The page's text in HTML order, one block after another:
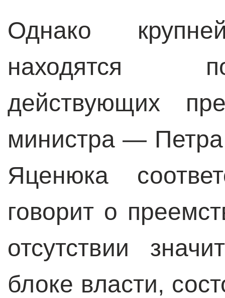
Однако
находятся
действующих
министра —
Яценюка
говорит о
отсутствии
блоке власти,